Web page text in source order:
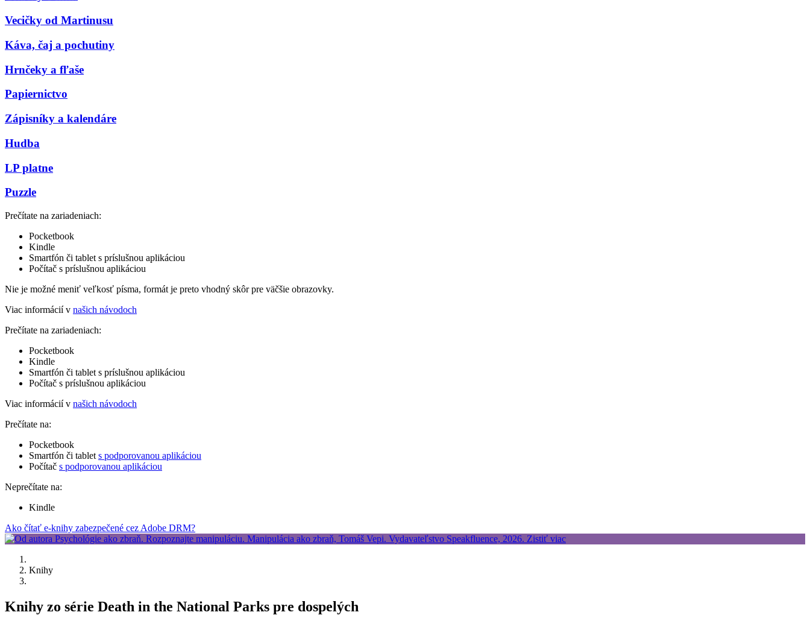
Vecičky od Martinusu
Káva, čaj a pochutiny
Hrnčeky a fľaše
Papiernictvo
Zápisníky a kalendáre
Hudba
LP platne
Puzzle
Prečítate na zariadeniach:
Pocketbook
Kindle
Smartfón či tablet s príslušnou aplikáciou
Počítač s príslušnou aplikáciou
Nie je možné meniť veľkosť písma, formát je preto vhodný skôr pre väčšie obrazovky.
Viac informácií v našich návodoch
Prečítate na zariadeniach:
Pocketbook
Kindle
Smartfón či tablet s príslušnou aplikáciou
Počítač s príslušnou aplikáciou
Viac informácií v našich návodoch
Prečítate na:
Pocketbook
Smartfón či tablet s podporovanou aplikáciou
Počítač s podporovanou aplikáciou
Neprečítate na:
Kindle
Ako čítať e-knihy zabezpečené cez Adobe DRM?
Knihy
Knihy zo série Death in the National Parks pre dospelých